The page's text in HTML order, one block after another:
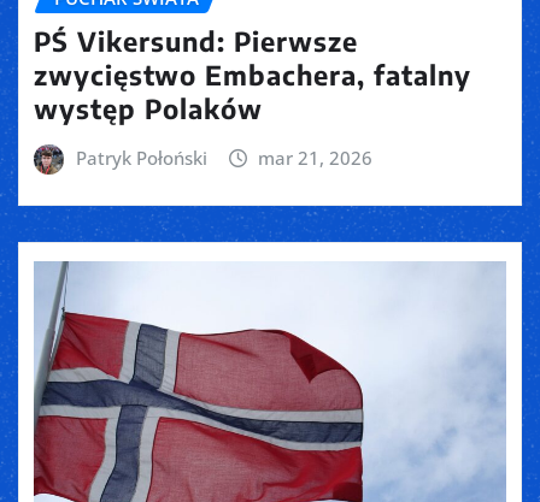
PŚ Vikersund: Pierwsze
zwycięstwo Embachera, fatalny
występ Polaków
Patryk Połoński mar 21, 2026